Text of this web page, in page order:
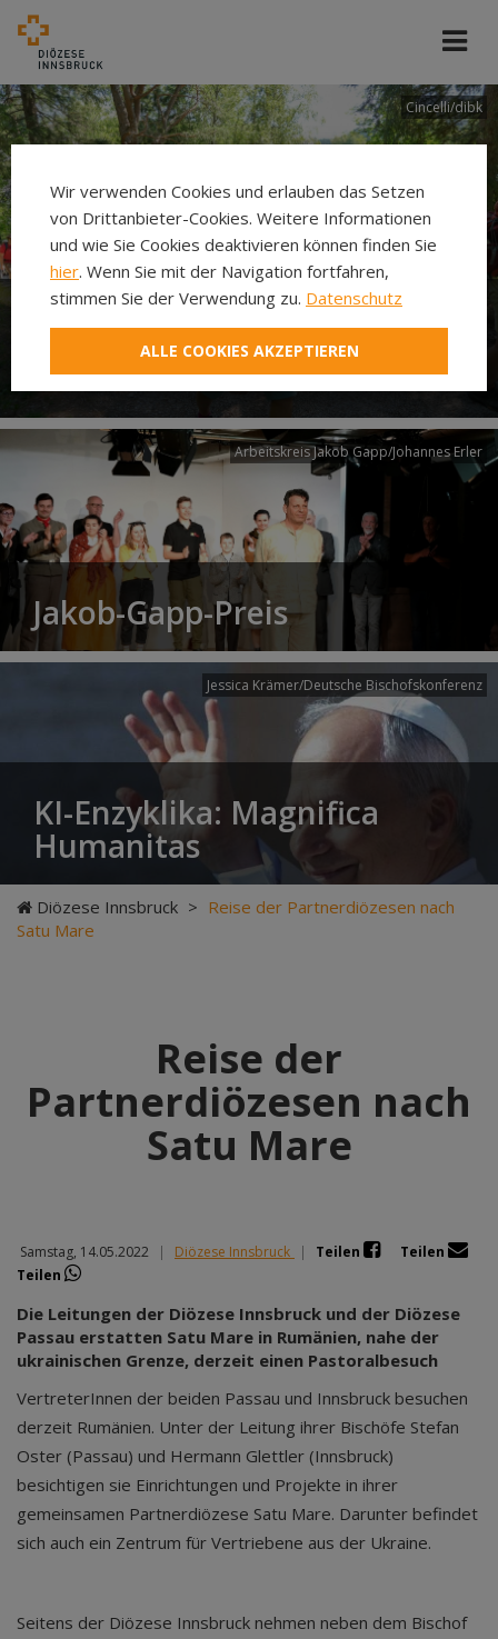
Cincelli/dibk
Neuer Pilgerweg Via
Laudato si’
Arbeitskreis Jakob Gapp/Johannes Erler
Jakob-Gapp-Preis
Jessica Krämer/Deutsche Bischofskonferenz
KI-Enzyklika: Magnifica
Humanitas
Diözese Innsbruck > Reise der Partnerdiözesen nach
Satu Mare
Reise der
Partnerdiözesen nach
Satu Mare
Samstag, 14.05.2022 | Diözese Innsbruck | Teilen
Teilen
Teilen
Die Leitungen der Diözese Innsbruck und der Diözese
Passau erstatten Satu Mare in Rumänien, nahe der
ukrainischen Grenze, derzeit einen Pastoralbesuch
VertreterInnen der beiden Passau und Innsbruck besuchen
derzeit Rumänien. Unter der Leitung ihrer Bischöfe Stefan
Oster (Passau) und Hermann Glettler (Innsbruck)
besichtigen sie Einrichtungen und Projekte in ihrer
gemeinsamen Partnerdiözese Satu Mare. Darunter befindet
sich auch ein Zentrum für Vertriebene aus der Ukraine.
Seitens der Diözese Innsbruck nehmen neben dem Bischof
Wir verwenden Cookies und erlauben das Setzen
von Drittanbieter-Cookies. Weitere Informationen
und wie Sie Cookies deaktivieren können finden Sie
hier. Wenn Sie mit der Navigation fortfahren,
stimmen Sie der Verwendung zu. Datenschutz
ALLE COOKIES AKZEPTIEREN